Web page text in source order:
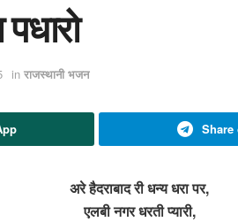
in राजस्थानी भजन
Share
अरे हैदराबाद री धन्य धरा पर,
एलबी नगर धरती प्यारी,